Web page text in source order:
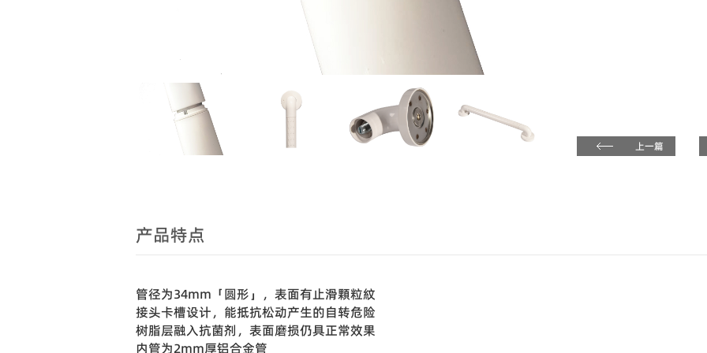
上一篇
产品特点
管径为34mm「圆形」，表面有止滑顆粒紋
接头卡槽设计，能抵抗松动产生的自转危险
树脂层融入抗菌剂，表面磨损仍具正常效果
内管为2mm厚铝合金管